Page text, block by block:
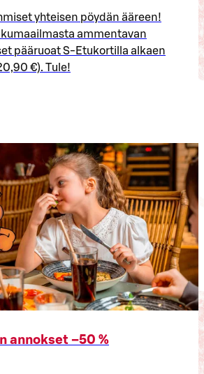
yhteisen pöydän ääreen!
ammentavan
pääruoat S-Etukortilla alkaen
€). Tule!
annokset –50 %